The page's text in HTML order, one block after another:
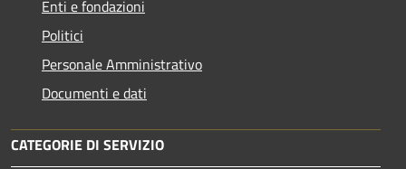
Enti e fondazioni
Politici
Personale Amministrativo
Documenti e dati
CATEGORIE DI SERVIZIO